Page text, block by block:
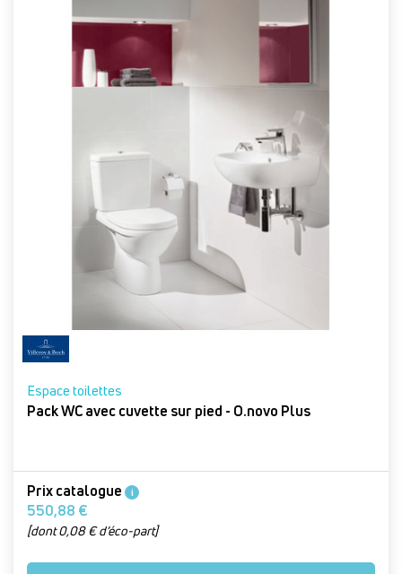
Espace toilettes
Pack WC avec cuvette sur pied - O.novo Plus
Prix catalogue i
550,88 €
[dont 0,08 € d’éco-part]